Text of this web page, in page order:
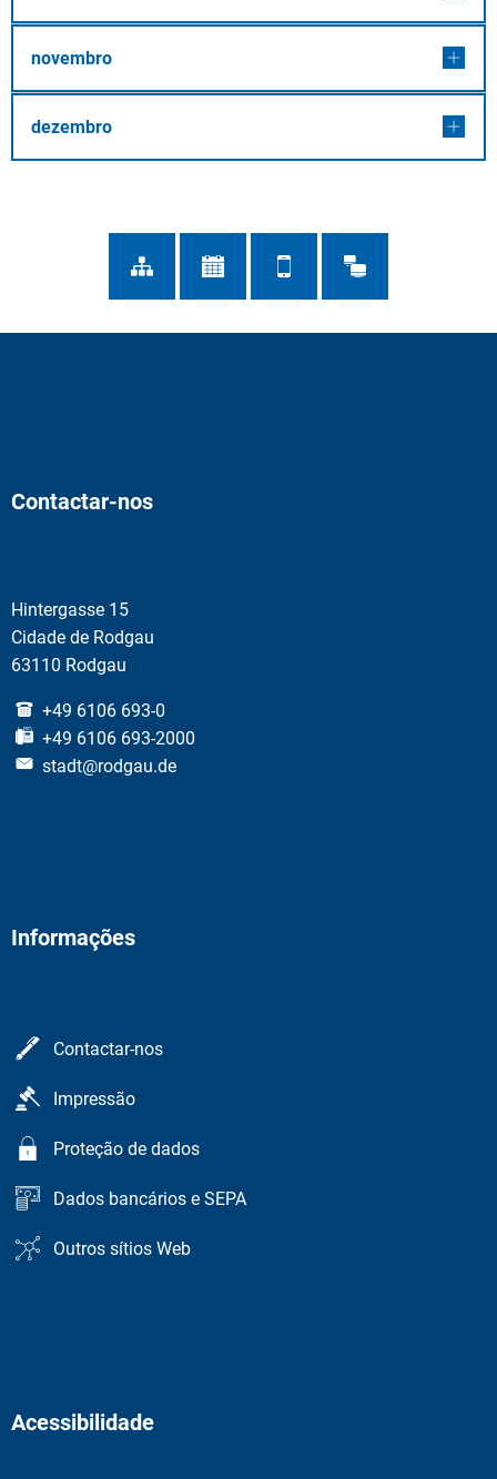
novembro
dezembro
Contactar-nos
Hintergasse 15
Cidade de Rodgau
63110 Rodgau
+49 6106 693-0
+49 6106 693-2000
stadt@rodgau.de
Informações
Contactar-nos
Impressão
Proteção de dados
Dados bancários e SEPA
Outros sítios Web
Acessibilidade